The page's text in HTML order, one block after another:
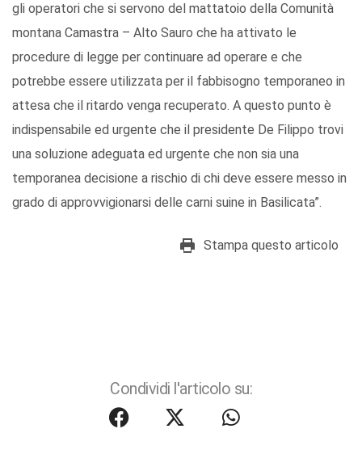
gli operatori che si servono del mattatoio della Comunità
montana Camastra – Alto Sauro che ha attivato le
procedure di legge per continuare ad operare e che
potrebbe essere utilizzata per il fabbisogno temporaneo in
attesa che il ritardo venga recuperato. A questo punto è
indispensabile ed urgente che il presidente De Filippo trovi
una soluzione adeguata ed urgente che non sia una
temporanea decisione a rischio di chi deve essere messo in
grado di approvvigionarsi delle carni suine in Basilicata”.
Stampa questo articolo
Condividi l'articolo su: